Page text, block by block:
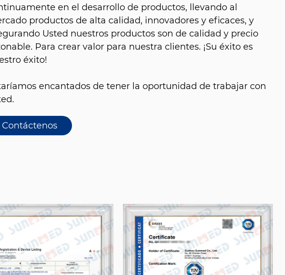
en el desarrollo de productos, llevando al
productos de alta calidad, innovadores y eficaces, y
Usted nuestros productos son de calidad y precio
Para crear valor para nuestra clientes. ¡Su éxito es
éxito!
encantados de tener la oportunidad de trabajar con
Contáctenos